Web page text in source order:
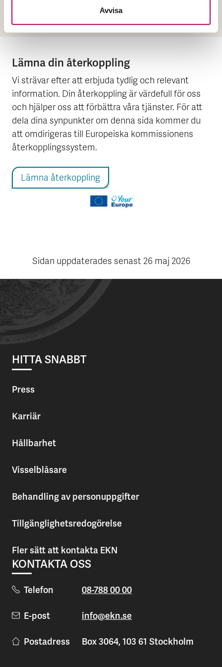
Avvisa
Lämna din återkoppling
Vi strävar efter att erbjuda tydlig och relevant
information. Din återkoppling är värdefull för oss
och hjälper oss att förbättra våra tjänster. För att
dela dina synpunkter om denna sida kommer du
att omdirigeras till Europeiska kommissionens
återkopplingssystem.
Lämna återkoppling
Sidan uppdaterades senast 26 maj 2026
HITTA SNABBT
Press
Karriär
Hållbarhet
Visselblåsare
Behandling av personuppgifter
Tillgänglighetsredogörelse
Fler sätt att kontakta EKN
KONTAKTA OSS
Telefon 08-788 00 00
E-post info@ekn.se
Postadress Box 3064, 103 61 Stockholm